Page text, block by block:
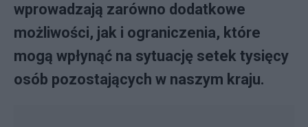
wprowadzają zarówno dodatkowe
możliwości, jak i ograniczenia, które
mogą wpłynąć na sytuację setek tysięcy
osób pozostających w naszym kraju.